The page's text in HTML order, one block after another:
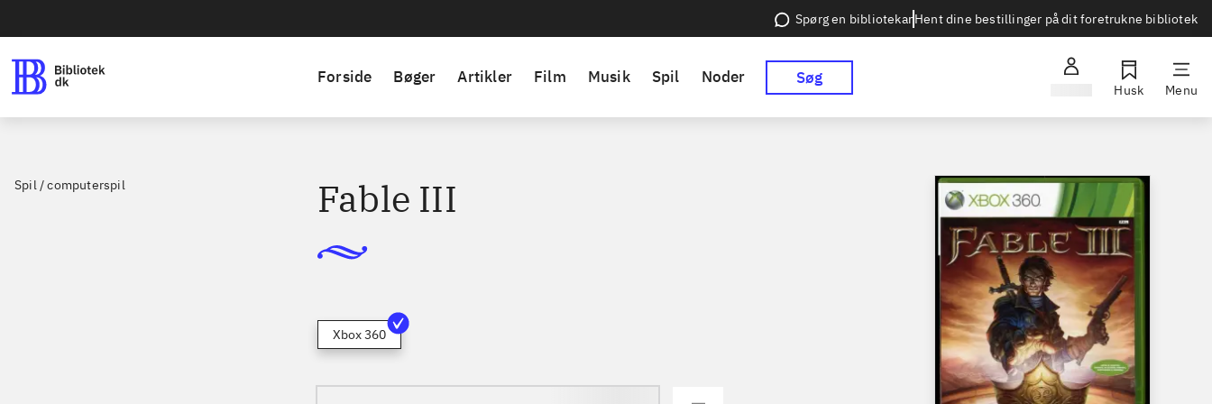
Spørg en bibliotekarHent dine bestillinger på dit foretrukne bibliotek
Forside Bøger Artikler Film Musik Spil Noder Søg
Husk Menu
Spil / computerspil Fable III
Xbox 360